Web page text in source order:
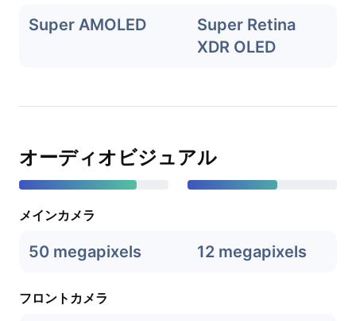
Super AMOLED
Super Retina
XDR OLED
オーディオビジュアル
メインカメラ
50 megapixels 12 megapixels
フロントカメラ